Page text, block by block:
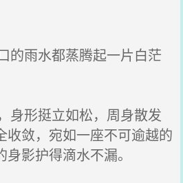
的雨水都蒸腾起一片白茫
身形挺立如松，周身散发
收敛，宛如一座不可逾越的
影护得滴水不漏。